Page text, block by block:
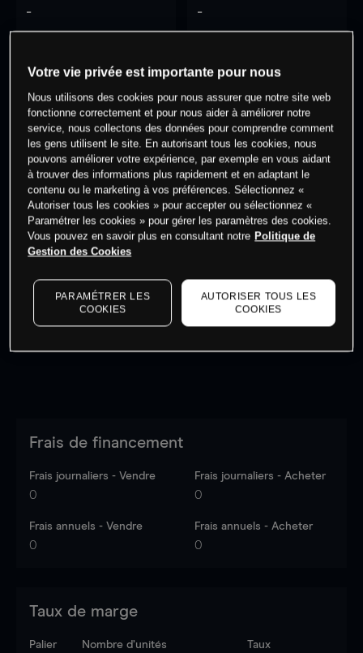
- -
0 % des clients ont une position à
cet actif
Commencez à trader
dernières données du marché.Log into see latest
market data
Frais de financement
Frais journaliers - Vendre
0
Frais journaliers - Acheter
0
Frais annuels - Vendre
0
Frais annuels - Acheter
0
Taux de marge
Palier Nombre d’unités Taux
Votre vie privée est importante pour nous
Nous utilisons des cookies pour nous assurer que notre site web
fonctionne correctement et pour nous aider à améliorer notre
service, nous collectons des données pour comprendre comment
les gens utilisent le site. En autorisant tous les cookies, nous
pouvons améliorer votre expérience, par exemple en vous aidant
à trouver des informations plus rapidement et en adaptant le
contenu ou le marketing à vos préférences. Sélectionnez «
Autoriser tous les cookies » pour accepter ou sélectionnez «
Paramétrer les cookies » pour gérer les paramètres des cookies.
Vous pouvez en savoir plus en consultant notre Politique de
Gestion des Cookies
PARAMÉTRER LES
COOKIES
AUTORISER TOUS LES
COOKIES